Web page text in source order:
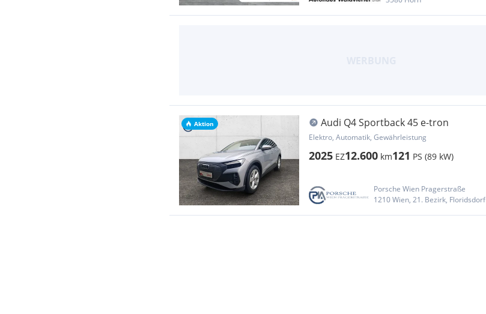
Aktion Audi Q4 Sportback 45 e-tron
Elektro, Automatik, Gewährleistung
2025 EZ12.600 km121 PS (89 kW)
Porsche Wien Pragerstraße
1210 Wien, 21. Bezirk, Floridsdorf